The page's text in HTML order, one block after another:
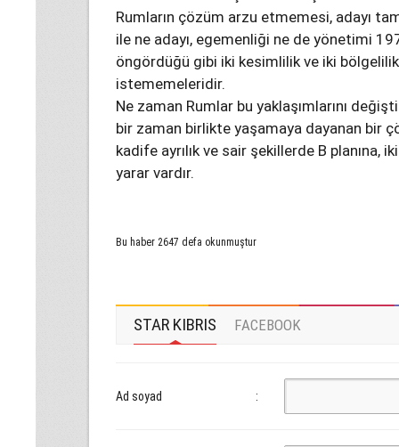
Rumların çözüm arzu etmemesi, adayı
ile ne adayı, egemenliği ne de yönetimi
öngördüğü gibi iki kesimlilik ve iki
istememeleridir.
Ne zaman Rumlar bu yaklaşımlarını
bir zaman birlikte yaşamaya dayanan bir
kadife ayrılık ve sair şekillerde B planına,
yarar vardır.
Bu haber 2647 defa okunmuştur
STAR KIBRIS FACEBOOK
Ad soyad :